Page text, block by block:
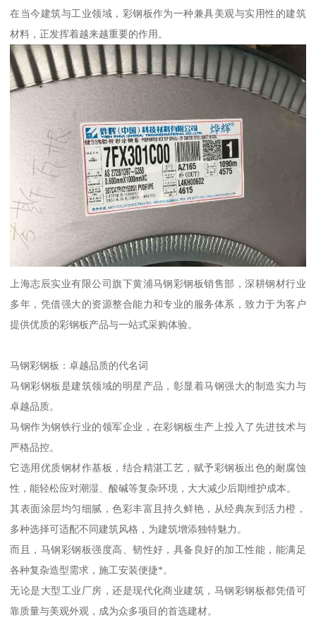
在当今建筑与工业领域，彩钢板作为一种兼具美观与实用性的建筑
材料，正发挥着越来越重要的作用。
上海志辰实业有限公司旗下黄浦马钢彩钢板销售部，深耕钢材行业
多年，凭借强大的资源整合能力和专业的服务体系，致力于为客户
提供优质的彩钢板产品与一站式采购体验。
马钢彩钢板：卓越品质的代名词
马钢彩钢板是建筑领域的明星产品，彰显着马钢强大的制造实力与
卓越品质。
马钢作为钢铁行业的领军企业，在彩钢板生产上投入了先进技术与
严格品控。
它选用优质钢材作基板，结合精湛工艺，赋予彩钢板出色的耐腐蚀
性，能轻松应对潮湿、酸碱等复杂环境，大大减少后期维护成本。
其表面涂层均匀细腻，色彩丰富且持久鲜艳，从经典灰到活力橙，
多种选择可适配不同建筑风格，为建筑增添独特魅力。
而且，马钢彩钢板强度高、韧性好，具备良好的加工性能，能满足
各种复杂造型需求，施工安装便捷*。
无论是大型工业厂房，还是现代化商业建筑，马钢彩钢板都凭借可
靠质量与美观外观，成为众多项目的首选建材。